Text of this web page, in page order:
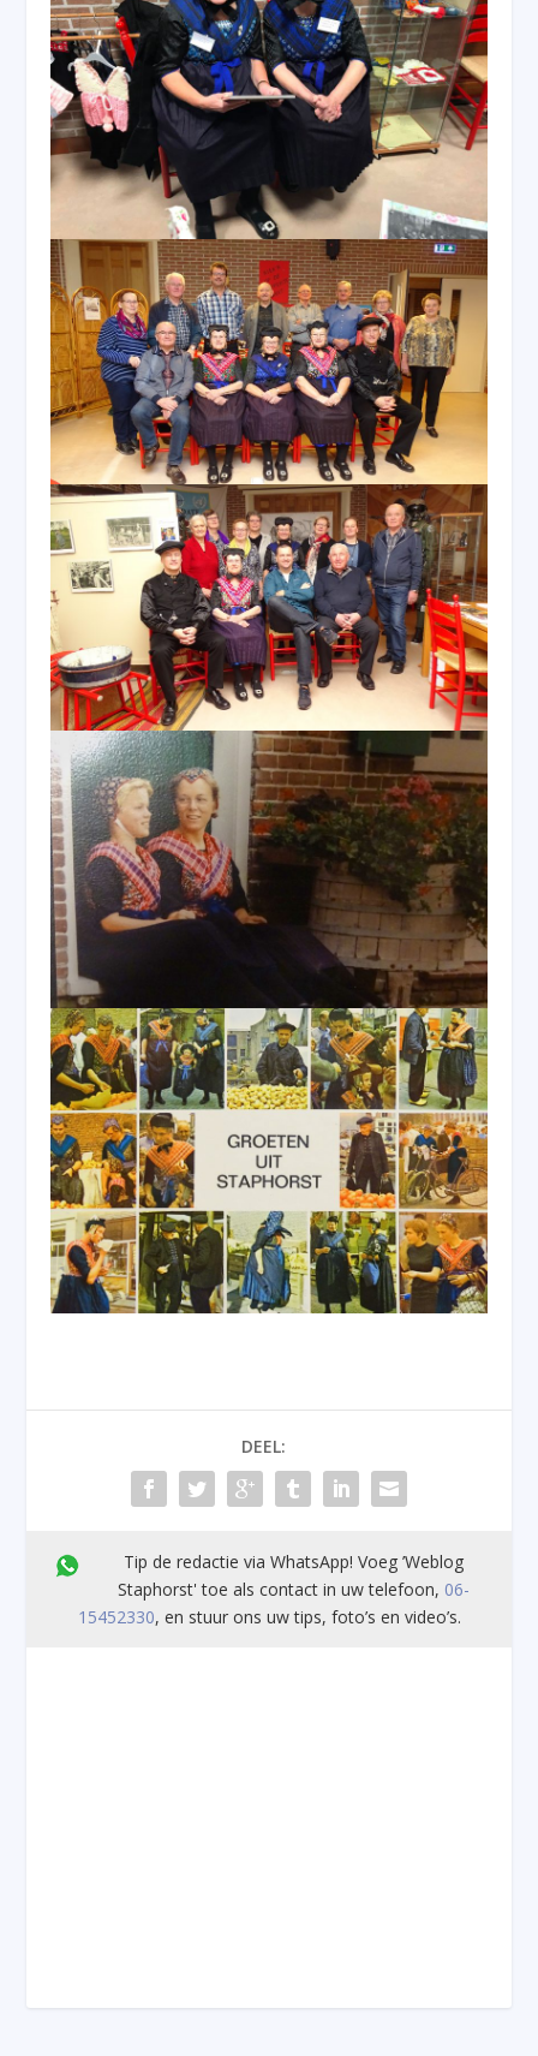
DEEL:
Tip de redactie via WhatsApp! Voeg ’Weblog
Staphorst' toe als contact in uw telefoon, 06-
15452330, en stuur ons uw tips, foto’s en video’s.